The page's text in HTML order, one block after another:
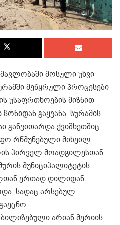
მოსული უხვი
მეწყრული პროცესები
უსაფრთხოების მიზნით
გაყვანა. სურამის
ქვიშხეთშიც.
რწმუნებული მიხეილ
პირველ მოადგილესთან
მუნიციპალიტეტის
ერთად დილიდან
სადაც არსებულ
არიან მერიის,